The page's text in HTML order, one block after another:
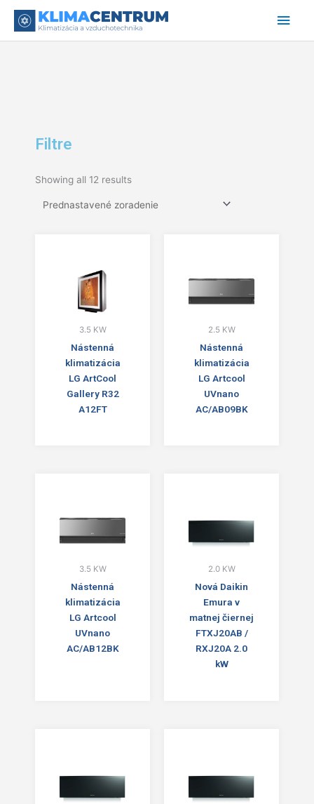
Filtre
Showing all 12 results
3.5 KW
Nástenná
klimatizácia
LG ArtCool
Gallery R32
A12FT
2.5 KW
Nástenná
klimatizácia
LG Artcool
UVnano
AC/AB09BK
3.5 KW
Nástenná
klimatizácia
LG Artcool
UVnano
AC/AB12BK
2.0 KW
Nová Daikin
Emura v
matnej čiernej
FTXJ20AB /
RXJ20A 2.0
kW